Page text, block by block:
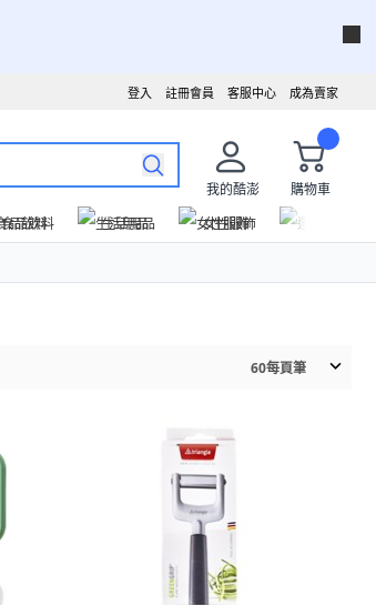
成為賣家
客服中心
註冊會員
登入
我的酷澎
購物車
食品飲料 生活用品 女性服飾
60每頁筆